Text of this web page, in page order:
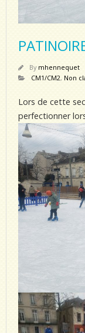
By mhennequet
CM1/CM2, Non
Lors de cette
perfectionner